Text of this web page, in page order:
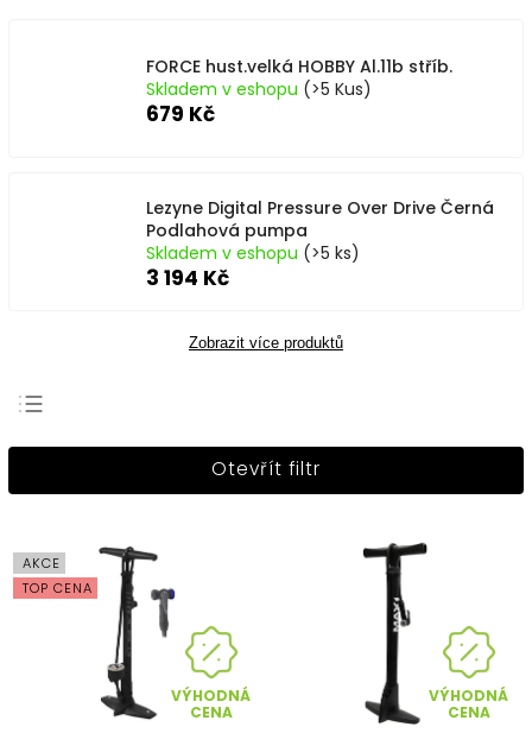
FORCE hust.velká HOBBY Al.11b stříb.
Skladem v eshopu (>5 Kus)
679 Kč
Lezyne Digital Pressure Over Drive Černá
Podlahová pumpa
Skladem v eshopu (>5 ks)
3 194 Kč
Zobrazit více produktů
Nejprodávanější
Abecedně
Otevřít filtr
AKCE
TOP CENA
VÝHODNÁ
CENA
VÝHODNÁ
CENA